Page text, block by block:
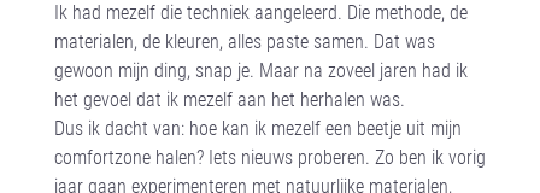
Ik had mezelf die techniek aangeleerd. Die methode, de
materialen, de kleuren, alles paste samen. Dat was
gewoon mijn ding, snap je. Maar na zoveel jaren had ik
het gevoel dat ik mezelf aan het herhalen was.
Dus ik dacht van: hoe kan ik mezelf een beetje uit mijn
comfortzone halen? Iets nieuws proberen. Zo ben ik vorig
jaar gaan experimenteren met natuurlijke materialen,